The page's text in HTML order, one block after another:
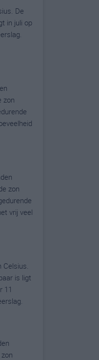
De
in juli op
zon
zon
vrij veel
Celsius.
is ligt
11